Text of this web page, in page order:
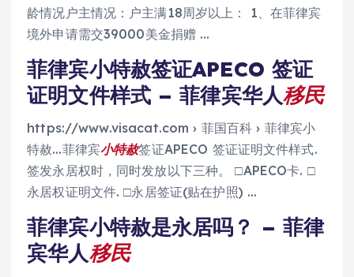
龄情况户主情况：户主满18周岁以上： 1、在菲律宾
境外申请需交39000美金捐赠 …
菲律宾小特赦签证APECO 签证
证明文件样式 – 菲律宾华人移民
https://www.visacat.com › 菲国百科 › 菲律宾小
特赦…菲律宾小特赦签证APECO 签证证明文件样式.
签发永居权时，同时发放以下三种。 □APECO卡. □
永居权证明文件. □永居签证(贴在护照) …
菲律宾小特赦是永居吗？ – 菲律
宾华人移民